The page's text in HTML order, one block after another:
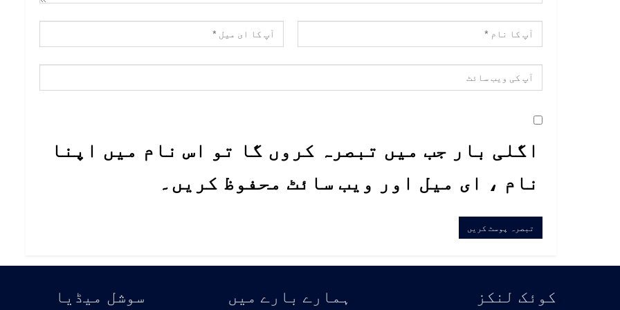
اگلی بار جب میں تبصرہ کروں گا تو اس نام میں اپنا
نام ، ای میل اور ویب سائٹ محفوظ کریں۔
کوئک لنکز ہمارے بارے میں سوشل میڈیا